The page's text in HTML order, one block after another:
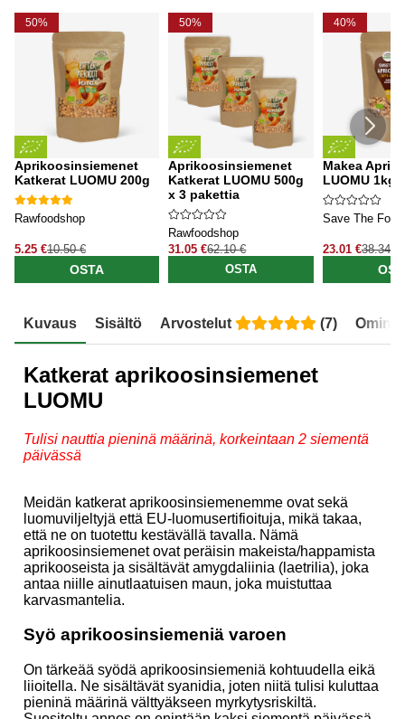
50%
Aprikoosinsiemenet
Katkerat LUOMU 200g
Rawfoodshop
5.25 €10.50 €
OSTA
50%
Aprikoosinsiemenet
Katkerat LUOMU 500g
x 3 pakettia
Rawfoodshop
31.05 €62.10 €
OSTA
40%
Makea
LUOMU 1kg
Save The Food
23.01 €38.34 €
Kuvaus Sisältö Arvostelut (7)
Katkerat aprikoosinsiemenet
LUOMU
Tulisi nauttia pieninä määrinä, korkeintaan 2 siementä
päivässä
Meidän katkerat aprikoosinsiemenemme ovat sekä
luomuviljeltyjä että EU-luomusertifioituja, mikä takaa,
että ne on tuotettu kestävällä tavalla. Nämä
aprikoosinsiemenet ovat peräisin makeista/happamista
aprikooseista ja sisältävät amygdaliinia (laetrilia), joka
antaa niille ainutlaatuisen maun, joka muistuttaa
karvasmantelia.
Syö aprikoosinsiemeniä varoen
On tärkeää syödä aprikoosinsiemeniä kohtuudella eikä
liioitella. Ne sisältävät syanidia, joten niitä tulisi kuluttaa
pieninä määrinä välttyäkseen myrkytysriskiltä.